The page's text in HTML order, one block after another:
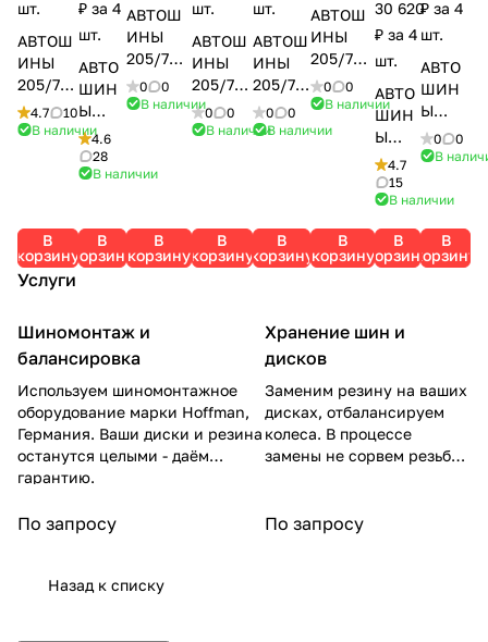
шт.
АВТОШ
ИНЫ
205/70
R15
CORDIA
100T
CORDIA
NT
4.7
10
В наличии
В
корзину
₽ за 4
шт.
АВТО
ШИН
Ы
205/7
0 R15
ICE
100T
YOKO
4.6
28
В наличии
В
корзину
АВТОШ
ИНЫ
205/70
R15
IKON
CHARAC
100T
IKON
0
0
В наличии
В
корзину
шт.
АВТОШ
ИНЫ
205/70
R15
IKON
MAN
RS2)
0
0
В наличии
В
корзину
шт.
АВТОШ
ИНЫ
205/70
R15
IKON
MAN 8)
100T
0
0
В наличии
В
корзину
АВТОШ
ИНЫ
205/70
R15
IKON
CHARAC
SUV)
100T
0
0
В наличии
В
корзину
30 620
₽ за 4
шт.
АВТО
ШИН
Ы
205/7
0 R15
SS-01
A SUV
96Q
4.7
15
В наличии
В
корзину
₽ за 4
шт.
АВТО
ШИН
Ы
205/7
0 R15
BOSC
V-526
96T
0
0
В
В
корзину
Услуги
Шиномонтаж и
балансировка
Используем шиномонтажное
оборудование марки Hoffman,
Германия. Ваши диски и резина
останутся целыми - даём
гарантию.
По запросу
Хранение шин и
дисков
Заменим резину на ваших
дисках, отбалансируем
колеса. В процессе
замены не сорвем резьбу
По запросу
Назад к списку